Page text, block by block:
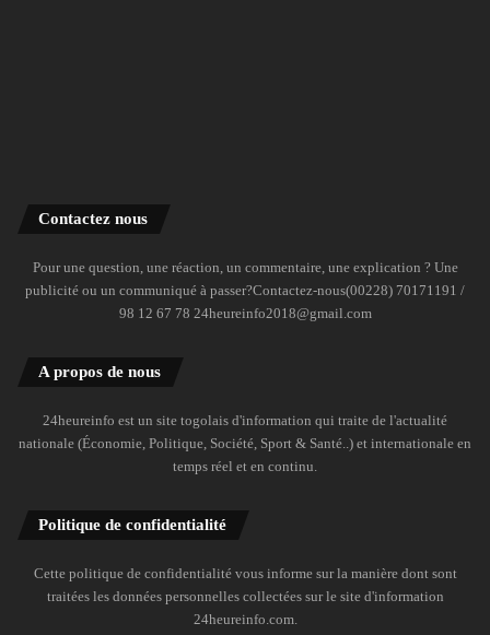
Contactez nous
Pour une question, une réaction, un commentaire, une explication ? Une
publicité ou un communiqué à passer?Contactez-nous(00228) 70171191 /
98 12 67 78 24heureinfo2018@gmail.com
A propos de nous
24heureinfo est un site togolais d'information qui traite de l'actualité
nationale (Économie, Politique, Société, Sport & Santé..) et internationale en
temps réel et en continu.
Politique de confidentialité
Cette politique de confidentialité vous informe sur la manière dont sont
traitées les données personnelles collectées sur le site d'information
24heureinfo.com.